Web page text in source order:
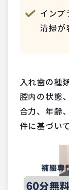
インプ
清掃が
入れ歯の種
腔内の状態
合力、年齢
件に基づい